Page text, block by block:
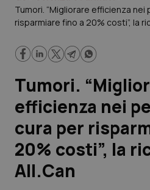
Governo e Parlamento
Regioni e Asl
Lavoro e Professioni
Scienza e Farmaci
Studi e Analisi
Lettere al direttore
Tumori. “Migliorare efficienza
risparmiare fino a 20% costi”, la
Tumori.
efficienza nei
cura per
20% costi”, la
All.Can